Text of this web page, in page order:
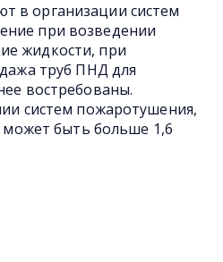
в организации систем
при возведении
жидкости, при
труб ПНД для
востребованы.
систем пожаротушения,
может быть больше 1,6